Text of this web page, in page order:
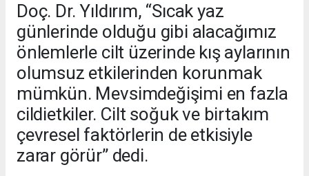
Doç. Dr. Yıldırım, “Sıcak yaz
günlerinde olduğu gibi alacağımız
önlemlerle cilt üzerinde kış aylarının
olumsuz etkilerinden korunmak
mümkün. Mevsimdeğişimi en fazla
cildietkiler. Cilt soğuk ve birtakım
çevresel faktörlerin de etkisiyle
zarar görür” dedi.